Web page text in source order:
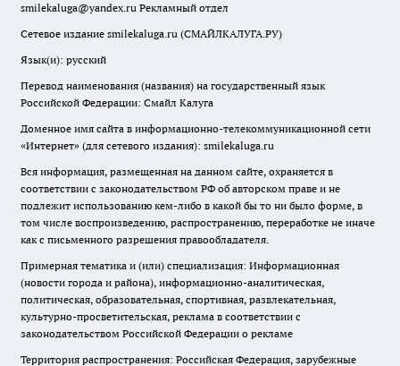
smilekaluga@yandex.ru Рекламный отдел
Сетевое издание smilekaluga.ru (СМАЙЛКАЛУГА.РУ)
Язык(и): русский
Перевод наименования (названия) на государственный язык
Российской Федерации: Смайл Калуга
Доменное имя сайта в информационно-телекоммуникационной сети
«Интернет» (для сетевого издания): smilekaluga.ru
Вся информация, размещенная на данном сайте, охраняется в
соответствии с законодательством РФ об авторском праве и не
подлежит использованию кем-либо в какой бы то ни было форме, в
том числе воспроизведению, распространению, переработке не иначе
как с письменного разрешения правообладателя.
Примерная тематика и (или) специализация: Информационная
(новости города и района), информационно-аналитическая,
политическая, образовательная, спортивная, развлекательная,
культурно-просветительская, реклама в соответствии с
законодательством Российской Федерации о рекламе
Территория распространения: Российская Федерация, зарубежные